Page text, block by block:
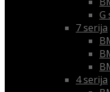
G
7 serija
4 serija